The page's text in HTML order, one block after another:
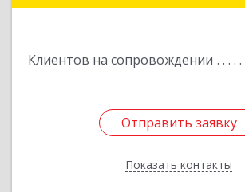
Клиентов на сопровождении
Отправить заявку
Показать контакты
Отправить заявку
Назад